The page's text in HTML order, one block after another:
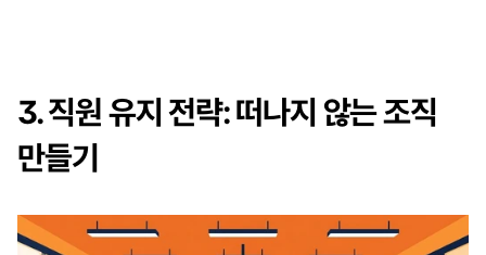
3. 직원 유지 전략: 떠나지 않는 조직
만들기